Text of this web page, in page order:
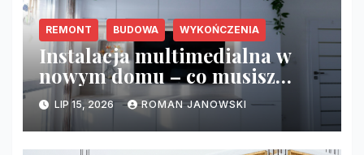
REMONT BUDOWA WYKOŃCZENIA
Instalacja multimedialna w
nowym domu – co musisz
zrobić przed tynkami?
LIP 15, 2026 ROMAN JANOWSKI